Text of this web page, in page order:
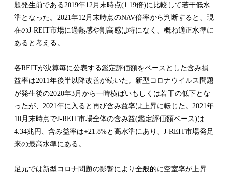
題発生前である2019年12月末時点(1.19倍)に比較して若干低水
準となった。2021年12月末時点のNAV倍率から判断すると、現
在のJ-REIT市場に過熱感や割高感は特になく、概ね適正水準に
あると考える。
各REITが決算毎に公表する鑑定評価額をベースとした含み損
益率は2011年後半以降改善が続いた。新型コロナウイルス問題
が発生後の2020年3月から一時横ばいもしくは若干の低下とな
ったが、2021年に入ると再び含み益率は上昇に転じた。2021年
10月末時点でJ-REIT市場全体の含み益(鑑定評価額ベース)は
4.34兆円、含み益率は+21.8%と高水準にあり、J-REIT市場発足
来の最高水準にある。
足元では新型コロナ問題の影響により全般的に空室率が上昇